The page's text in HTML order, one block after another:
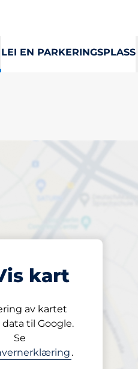
LEI EN PARKERINGSPLASS
kart
av kartet
til Google.
Se
.